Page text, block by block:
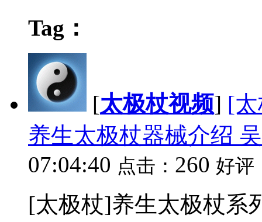
Tag：
[太极杖视频] [
养生太极杖器械介绍
07:04:40 点击： 260 好评
[太极杖]养生太极杖系